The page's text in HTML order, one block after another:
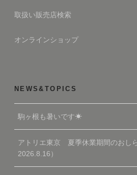
取扱い販売店検索
オンラインショップ
NEWS&TOPICS
駒ヶ根も暑いです☀
アトリエ東京 夏季休業期間のおし
2026.8.16）